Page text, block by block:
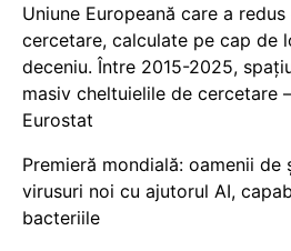
Uniune Europeană care a
cercetare, calculate pe cap de
deceniu. Între 2015-2025,
masiv cheltuielile de cercetare
Eurostat
Premieră mondială: oamenii de
virusuri noi cu ajutorul AI,
bacteriile